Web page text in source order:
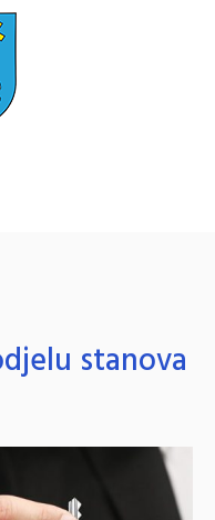
stanova